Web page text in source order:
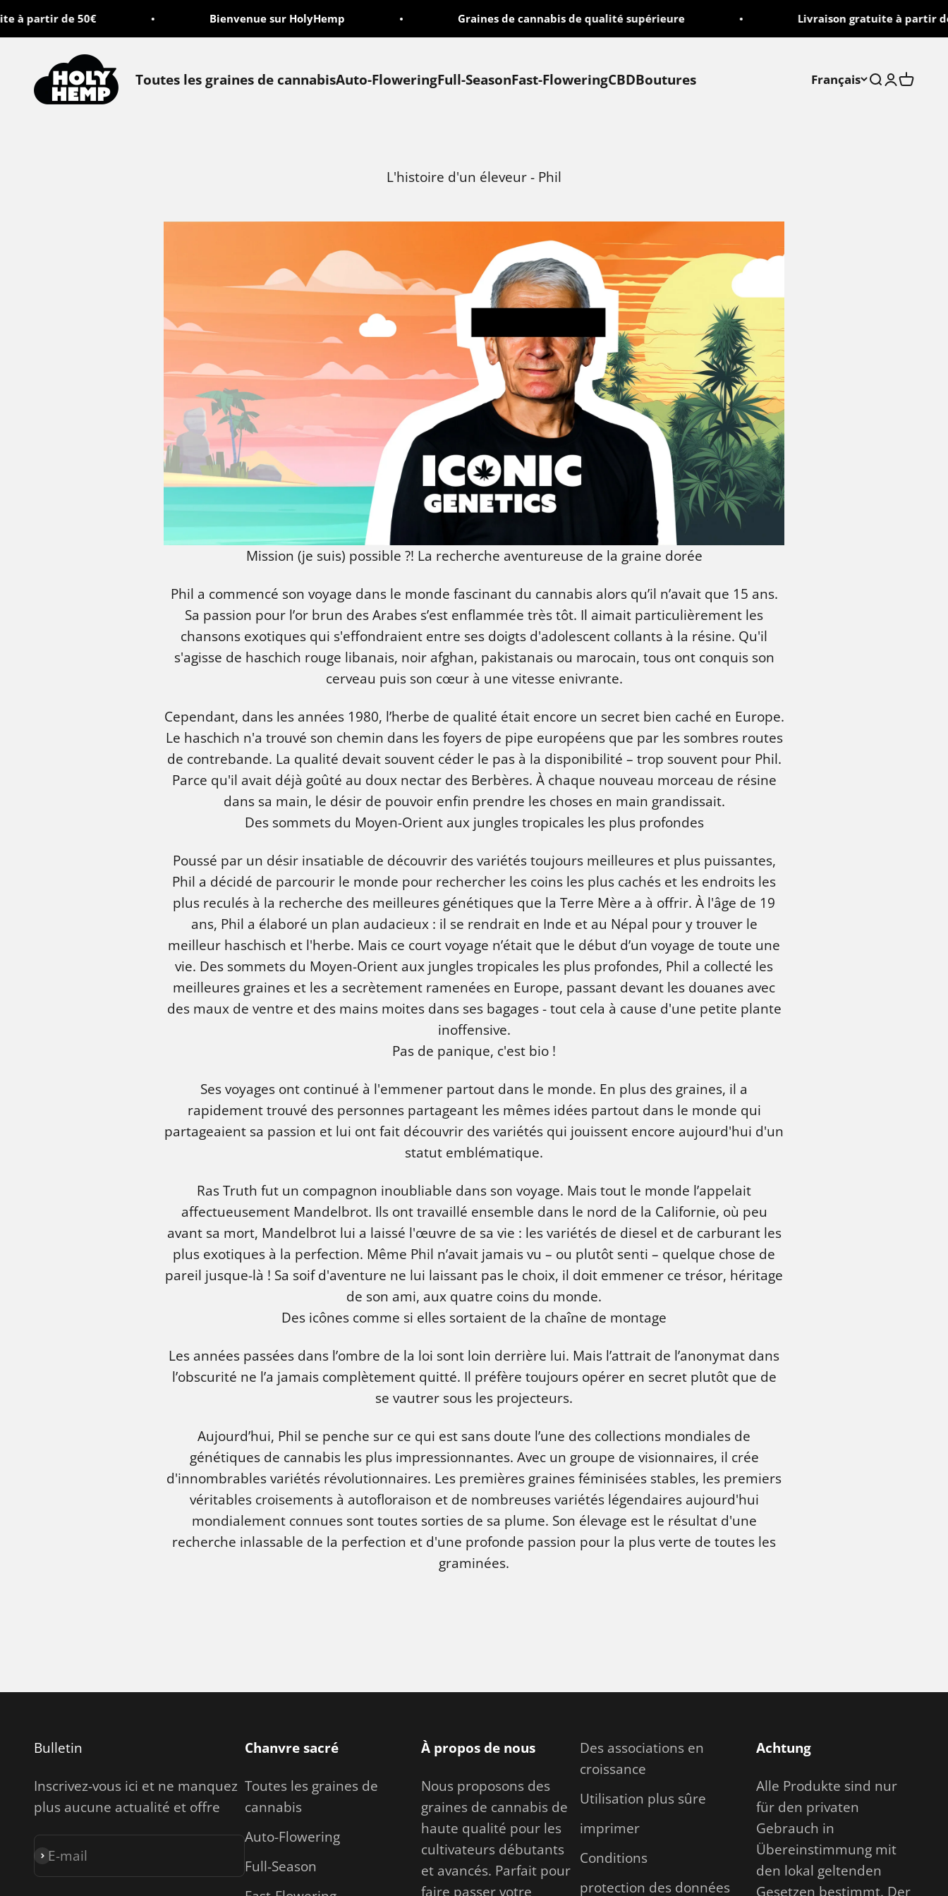
Passer au contenu
partir de 50€ Bienvenue sur HolyHemp Graines de cannabis de qualité supérieure Livraison gratuite à partir de
Toutes les graines de cannabisAuto-FloweringFull-SeasonFast-FloweringCBDBoutures
Holy Hemp
Français Recherche
Panier
L'histoire d'un éleveur - Phil
Mission (je suis) possible ?! La recherche aventureuse de la graine dorée
Phil a commencé son voyage dans le monde fascinant du cannabis alors qu’il n’avait que 15 ans.
Sa passion pour l’or brun des Arabes s’est enflammée très tôt. Il aimait particulièrement les
chansons exotiques qui s'effondraient entre ses doigts d'adolescent collants à la résine. Qu'il
s'agisse de haschich rouge libanais, noir afghan, pakistanais ou marocain, tous ont conquis son
cerveau puis son cœur à une vitesse enivrante.
Cependant, dans les années 1980, l’herbe de qualité était encore un secret bien caché en Europe.
Le haschich n'a trouvé son chemin dans les foyers de pipe européens que par les sombres routes
de contrebande. La qualité devait souvent céder le pas à la disponibilité – trop souvent pour Phil.
Parce qu'il avait déjà goûté au doux nectar des Berbères. À chaque nouveau morceau de résine
dans sa main, le désir de pouvoir enfin prendre les choses en main grandissait.
Des sommets du Moyen-Orient aux jungles tropicales les plus profondes
Poussé par un désir insatiable de découvrir des variétés toujours meilleures et plus puissantes,
Phil a décidé de parcourir le monde pour rechercher les coins les plus cachés et les endroits les
plus reculés à la recherche des meilleures génétiques que la Terre Mère a à offrir. À l'âge de 19
ans, Phil a élaboré un plan audacieux : il se rendrait en Inde et au Népal pour y trouver le
meilleur haschisch et l'herbe. Mais ce court voyage n’était que le début d’un voyage de toute une
vie. Des sommets du Moyen-Orient aux jungles tropicales les plus profondes, Phil a collecté les
meilleures graines et les a secrètement ramenées en Europe, passant devant les douanes avec
des maux de ventre et des mains moites dans ses bagages - tout cela à cause d'une petite plante
inoffensive.
Pas de panique, c'est bio !
Ses voyages ont continué à l'emmener partout dans le monde. En plus des graines, il a
rapidement trouvé des personnes partageant les mêmes idées partout dans le monde qui
partageaient sa passion et lui ont fait découvrir des variétés qui jouissent encore aujourd'hui d'un
statut emblématique.
Ras Truth fut un compagnon inoubliable dans son voyage. Mais tout le monde l’appelait
affectueusement Mandelbrot. Ils ont travaillé ensemble dans le nord de la Californie, où peu
avant sa mort, Mandelbrot lui a laissé l'œuvre de sa vie : les variétés de diesel et de carburant les
plus exotiques à la perfection. Même Phil n’avait jamais vu – ou plutôt senti – quelque chose de
pareil jusque-là ! Sa soif d'aventure ne lui laissant pas le choix, il doit emmener ce trésor, héritage
de son ami, aux quatre coins du monde.
Des icônes comme si elles sortaient de la chaîne de montage
Les années passées dans l’ombre de la loi sont loin derrière lui. Mais l’attrait de l’anonymat dans
l’obscurité ne l’a jamais complètement quitté. Il préfère toujours opérer en secret plutôt que de
se vautrer sous les projecteurs.
Aujourd’hui, Phil se penche sur ce qui est sans doute l’une des collections mondiales de
génétiques de cannabis les plus impressionnantes. Avec un groupe de visionnaires, il crée
d'innombrables variétés révolutionnaires. Les premières graines féminisées stables, les premiers
véritables croisements à autofloraison et de nombreuses variétés légendaires aujourd'hui
mondialement connues sont toutes sorties de sa plume. Son élevage est le résultat d'une
recherche inlassable de la perfection et d'une profonde passion pour la plus verte de toutes les
graminées.
Bulletin
Inscrivez-vous ici et ne manquez
plus aucune actualité et offre
E-mail
S'inscrire
Chanvre sacré
Toutes les graines de
cannabis
Auto-Flowering
Full-Season
À propos de nous
Nous proposons des
graines de cannabis de
haute qualité pour les
cultivateurs débutants
et avancés. Parfait pour
faire passer votre
Des associations en
croissance
Utilisation plus sûre
imprimer
Conditions
protection des données
Achtung
Alle Produkte sind nur
für den privaten
Gebrauch in
Übereinstimmung mit
den lokal geltenden
Gesetzen bestimmt. Der